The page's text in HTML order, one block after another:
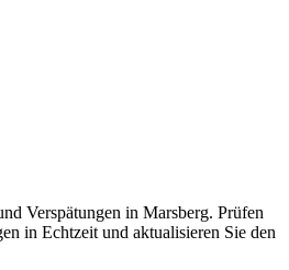
Verspätungen in Marsberg. Prüfen
in Echtzeit und aktualisieren Sie den